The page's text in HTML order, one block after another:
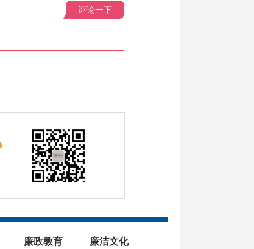
评论一下
廉政教育 廉洁文化